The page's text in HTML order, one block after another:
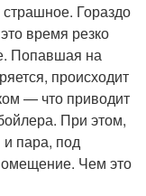
Гораздо
время резко
Попавшая на
происходит
— что приводит
При этом,
пара, под
Чем это